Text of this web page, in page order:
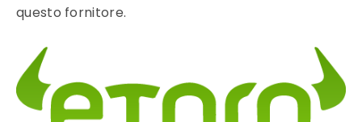
questo fornitore.